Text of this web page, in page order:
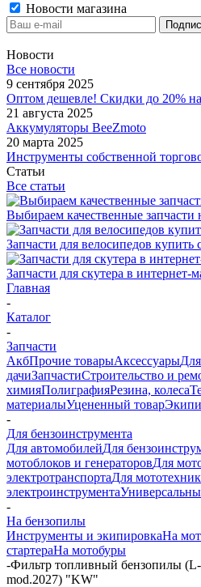
Новости магазина
Новости
Все новости
9 сентября 2025
Оптом дешевле! Скидки до 20% на
21 августа 2025
Аккумуляторы BeeZmoto
20 марта 2025
Инструменты собственной
Статьи
Все статьи
Выбираем качественные запчасти
Запчасти для велосипедов купить
Запчасти для скутера в интернет-
Главная
-
Каталог
-
Запчасти
АкбПрочие товарыАксессуары
дачиЗапчастиСтроительство и
химияПолиграфияРезина, колеса
материалыУцененный товар
-
Для бензоинструмента
Для автомобилейДля
мотоблоков и генераторовДля
электротранспортаДля
электроинструмента
-
На бензопилы
Инструменты и экипировкаНа
стартераНа мотобуры
-Фильтр топливный бензопилы
mod.2027) "KW"